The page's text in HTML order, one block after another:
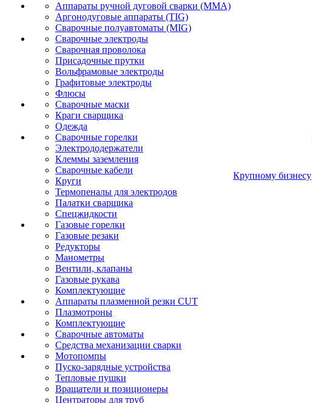
Аппараты ручной дуговой сварки (MMA)
Аргонодуговые аппараты (TIG)
Сварочные полуавтоматы (MIG)
Сварочные электроды
Сварочная проволока
Присадочные прутки
Вольфрамовые электроды
Графитовые электроды
Флюсы
Сварочные маски
Краги сварщика
Одежда
Сварочные горелки
Электрододержатели
Клеммы заземления
Сварочные кабели
Круги
Термопеналы для электродов
Палатки сварщика
Спецжидкости
Газовые горелки
Газовые резаки
Редукторы
Манометры
Вентили, клапаны
Газовые рукава
Комплектующие
Аппараты плазменной резки CUT
Плазмотроны
Комплектующие
Сварочные автоматы
Средства механизации сварки
Мотопомпы
Пуско-зарядные устройства
Тепловые пушки
Вращатели и позиционеры
Центраторы для труб
Крупному бизнесу